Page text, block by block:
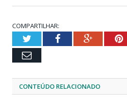
COMPARTILHAR:
TwitterFacebookGoogle+
Email
CONTEÚDO RELACIONADO